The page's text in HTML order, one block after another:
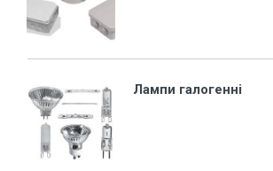
Лампи галогенні